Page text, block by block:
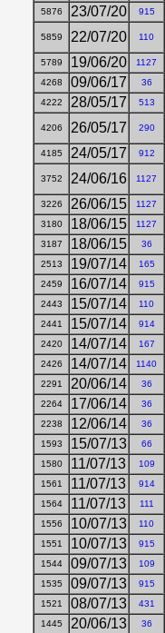
5876 23/07/20 915
5859 22/07/20 110
5789 19/06/20 1127
4268 09/06/17 36
4222 28/05/17 513
4206 26/05/17 290
4185 24/05/17 912
3752 24/06/16 1127
3226 26/06/15 1127
3180 18/06/15 1127
3187 18/06/15 36
2513 19/07/14 165
2459 16/07/14 915
2443 15/07/14 110
2441 15/07/14 914
2420 14/07/14 167
2426 14/07/14 1140
2291 20/06/14 36
2264 17/06/14 36
2238 12/06/14 36
1593 15/07/13 66
1580 11/07/13 109
1561 11/07/13 914
1564 11/07/13 111
1556 10/07/13 110
1551 10/07/13 915
1544 09/07/13 109
1535 09/07/13 915
1521 08/07/13 431
1445 20/06/13 36